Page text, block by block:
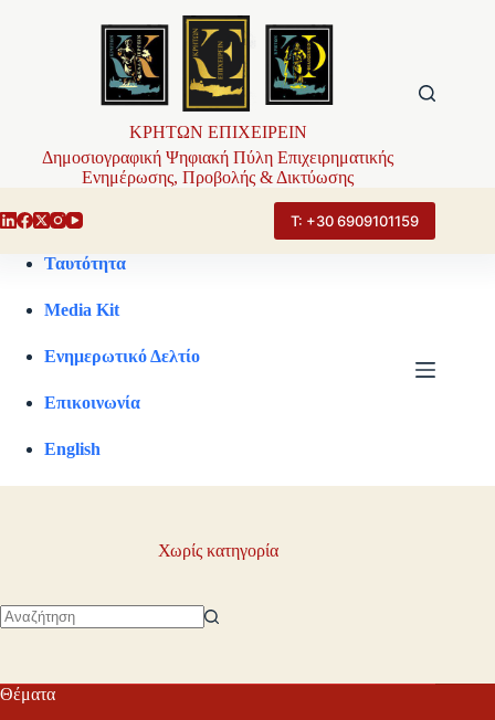
ΚΡΗΤΩΝ ΕΠΙΧΕΙΡΕΙΝ
Δημοσιογραφική Ψηφιακή Πύλη Επιχειρηματικής
Ενημέρωσης, Προβολής & Δικτύωσης
Τ: +30 6909101159
Ταυτότητα
Media Kit
Ενημερωτικό Δελτίο
Επικοινωνία
English
Χωρίς κατηγορία
Θέματα